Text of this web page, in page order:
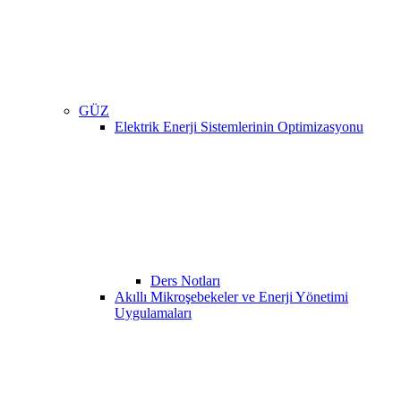
GÜZ
Elektrik Enerji Sistemlerinin Optimizasyonu
Ders Notları
Akıllı Mikroşebekeler ve Enerji Yönetimi
Uygulamaları